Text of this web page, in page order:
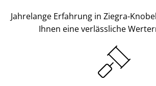
Jahrelange Erfahrung in Ziegra-
Ihnen eine verlässliche